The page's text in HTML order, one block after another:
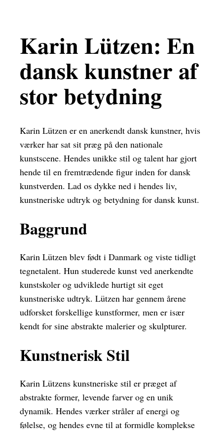
Karin Lützen: En
dansk kunstner af
stor betydning
Karin Lützen er en anerkendt dansk kunstner, hvis
værker har sat sit præg på den nationale
kunstscene. Hendes unikke stil og talent har gjort
hende til en fremtrædende figur inden for dansk
kunstverden. Lad os dykke ned i hendes liv,
kunstneriske udtryk og betydning for dansk kunst.
Baggrund
Karin Lützen blev født i Danmark og viste tidligt
tegnetalent. Hun studerede kunst ved anerkendte
kunstskoler og udviklede hurtigt sit eget
kunstneriske udtryk. Lützen har gennem årene
udforsket forskellige kunstformer, men er især
kendt for sine abstrakte malerier og skulpturer.
Kunstnerisk Stil
Karin Lützens kunstneriske stil er præget af
abstrakte former, levende farver og en unik
dynamik. Hendes værker stråler af energi og
følelse, og hendes evne til at formidle komplekse